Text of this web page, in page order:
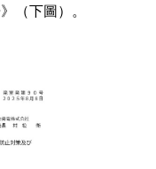
（下圖）。